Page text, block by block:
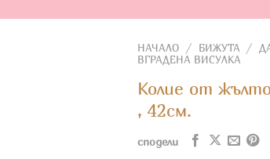
НАЧАЛО / БИЖУТА /
ВГРАДЕНА ВИСУЛКА
Колие от
, 42см.
сподели